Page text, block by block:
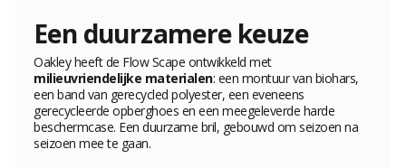
Een duurzamere keuze
Oakley heeft de Flow Scape ontwikkeld met
milieuvriendelijke materialen: een montuur van biohars,
een band van gerecycled polyester, een eveneens
gerecycleerde opberghoes en een meegeleverde harde
beschermcase. Een duurzame bril, gebouwd om seizoen na
seizoen mee te gaan.